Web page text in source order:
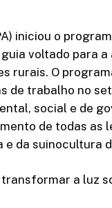
iniciou o
voltado para a
rurais. O
de trabalho no
social e de
de todas as
da suinocultura
a luz